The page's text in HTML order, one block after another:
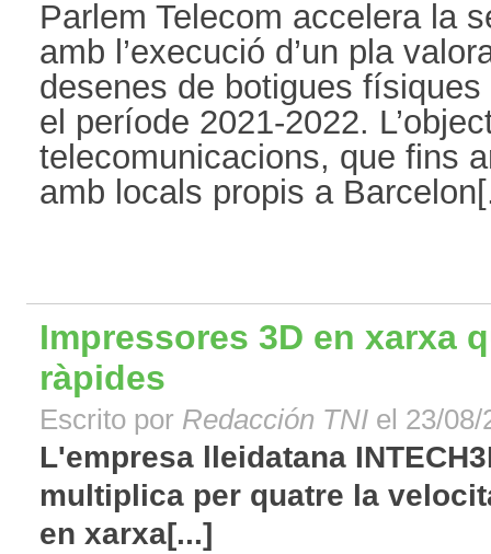
Parlem Telecom accelera la
amb l’execució d’un pla
desenes de botigues
el període 2021-2022.
telecomunicacions, que fins
amb locals propis a
Impressores 3D en xarxa
ràpides
Escrito por Redacción TNI el 23/08/
L'empresa lleidatana
multiplica per quatre la
en xarxa[...]